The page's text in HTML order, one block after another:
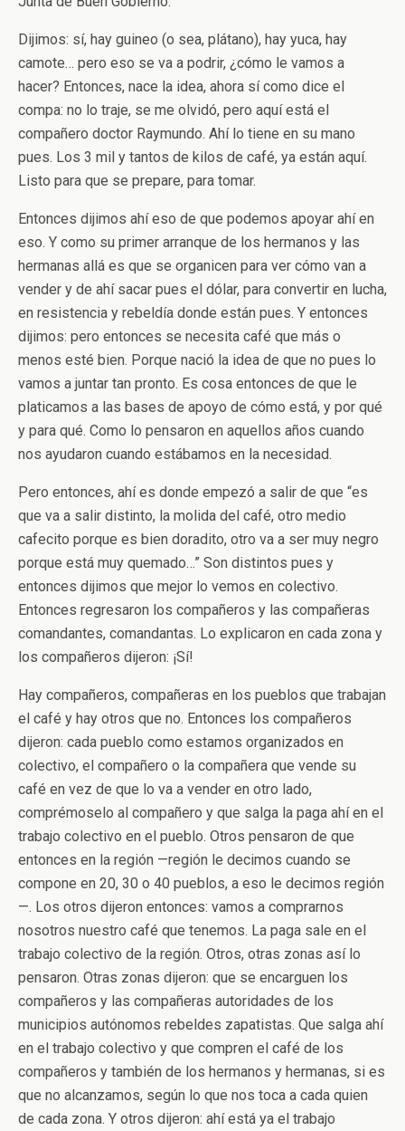
Dijimos: sí, hay guineo (o sea, plátano), hay yuca, hay
camote… pero eso se va a podrir, ¿cómo le vamos a
hacer? Entonces, nace la idea, ahora sí como dice el
compa: no lo traje, se me olvidó, pero aquí está el
compañero doctor Raymundo. Ahí lo tiene en su mano
pues. Los 3 mil y tantos de kilos de café, ya están aquí.
Listo para que se prepare, para tomar.
Entonces dijimos ahí eso de que podemos apoyar ahí en
eso. Y como su primer arranque de los hermanos y las
hermanas allá es que se organicen para ver cómo van a
vender y de ahí sacar pues el dólar, para convertir en lucha,
en resistencia y rebeldía donde están pues. Y entonces
dijimos: pero entonces se necesita café que más o
menos esté bien. Porque nació la idea de que no pues lo
vamos a juntar tan pronto. Es cosa entonces de que le
platicamos a las bases de apoyo de cómo está, y por qué
y para qué. Como lo pensaron en aquellos años cuando
nos ayudaron cuando estábamos en la necesidad.
Pero entonces, ahí es donde empezó a salir de que “es
que va a salir distinto, la molida del café, otro medio
cafecito porque es bien doradito, otro va a ser muy negro
porque está muy quemado…” Son distintos pues y
entonces dijimos que mejor lo vemos en colectivo.
Entonces regresaron los compañeros y las compañeras
comandantes, comandantas. Lo explicaron en cada zona y
los compañeros dijeron: ¡Sí!
Hay compañeros, compañeras en los pueblos que trabajan
el café y hay otros que no. Entonces los compañeros
dijeron: cada pueblo como estamos organizados en
colectivo, el compañero o la compañera que vende su
café en vez de que lo va a vender en otro lado,
comprémoselo al compañero y que salga la paga ahí en el
trabajo colectivo en el pueblo. Otros pensaron de que
entonces en la región —región le decimos cuando se
compone en 20, 30 o 40 pueblos, a eso le decimos región
—. Los otros dijeron entonces: vamos a comprarnos
nosotros nuestro café que tenemos. La paga sale en el
trabajo colectivo de la región. Otros, otras zonas así lo
pensaron. Otras zonas dijeron: que se encarguen los
compañeros y las compañeras autoridades de los
municipios autónomos rebeldes zapatistas. Que salga ahí
en el trabajo colectivo y que compren el café de los
compañeros y también de los hermanos y hermanas, si es
que no alcanzamos, según lo que nos toca a cada quien
de cada zona. Y otros dijeron: ahí está ya el trabajo